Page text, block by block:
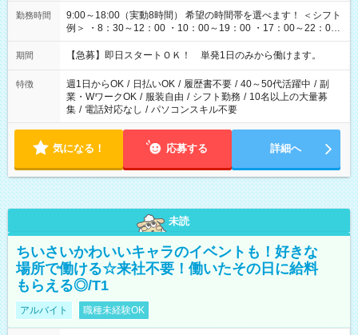
勤務時間
9:00～18:00（実動8時間） 希望の時間帯を選べます！ ＜シフト
例＞ ・8：30～12：00 ・10：00～19：00 ・17：00～22：00
・13：00～22：00 ・22：00～翌6：00 など
期間 【急募】即日スタートＯＫ！ 単発1日のみから働けます。
特徴 週1日からOK / 日払いOK / 履歴書不要 / 40～50代活躍中 / 副
業・WワークOK / 服装自由 / シフト勤務 / 10名以上の大量募
集 / 電話対応なし / パソコンスキル不要
気になる！ 応募する 詳細へ
未読
ちいさいかわいいキャラのイベントも！好きな
場所で働ける☆来社不要！働いたその日に給料
もらえる◎/T1
アルバイト 職種未経験OK